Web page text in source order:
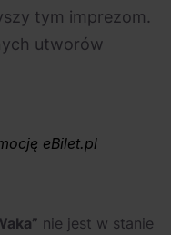
eBilet
fanów
tym imprezom.
utworów
eBilet.pl
nie jest w stanie